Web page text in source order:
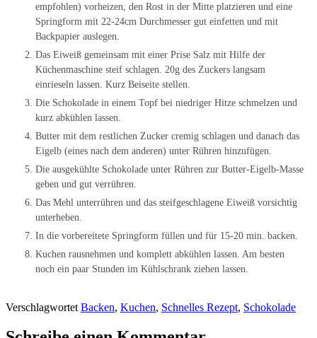
empfohlen) vorheizen, den Rost in der Mitte platzieren und eine
Springform mit 22-24cm Durchmesser gut einfetten und mit
Backpapier auslegen.
Das Eiweiß gemeinsam mit einer Prise Salz mit Hilfe der
Küchenmaschine steif schlagen. 20g des Zuckers langsam
einrieseln lassen. Kurz Beiseite stellen.
Die Schokolade in einem Topf bei niedriger Hitze schmelzen und
kurz abkühlen lassen.
Butter mit dem restlichen Zucker cremig schlagen und danach das
Eigelb (eines nach dem anderen) unter Rühren hinzufügen.
Die ausgekühlte Schokolade unter Rühren zur Butter-Eigelb-Masse
geben und gut verrühren.
Das Mehl unterrühren und das steifgeschlagene Eiweiß vorsichtig
unterheben.
In die vorbereitete Springform füllen und für 15-20 min. backen.
Kuchen rausnehmen und komplett abkühlen lassen. Am besten
noch ein paar Stunden im Kühlschrank ziehen lassen.
Verschlagwortet Backen, Kuchen, Schnelles Rezept, Schokolade